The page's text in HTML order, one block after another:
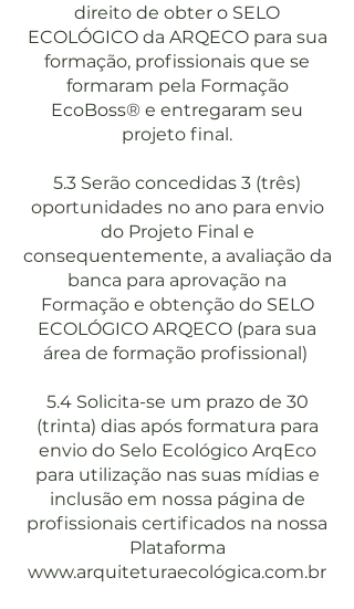
direito de obter o SELO
ECOLÓGICO da ARQECO para sua
formação, profissionais que se
formaram pela Formação
EcoBoss® e entregaram seu
projeto final.
5.3 Serão concedidas 3 (três)
oportunidades no ano para envio
do Projeto Final e
consequentemente, a avaliação da
banca para aprovação na
Formação e obtenção do SELO
ECOLÓGICO ARQECO (para sua
área de formação profissional)
5.4 Solicita-se um prazo de 30
(trinta) dias após formatura para
envio do Selo Ecológico ArqEco
para utilização nas suas mídias e
inclusão em nossa página de
profissionais certificados na nossa
Plataforma
www.arquiteturaecológica.com.br